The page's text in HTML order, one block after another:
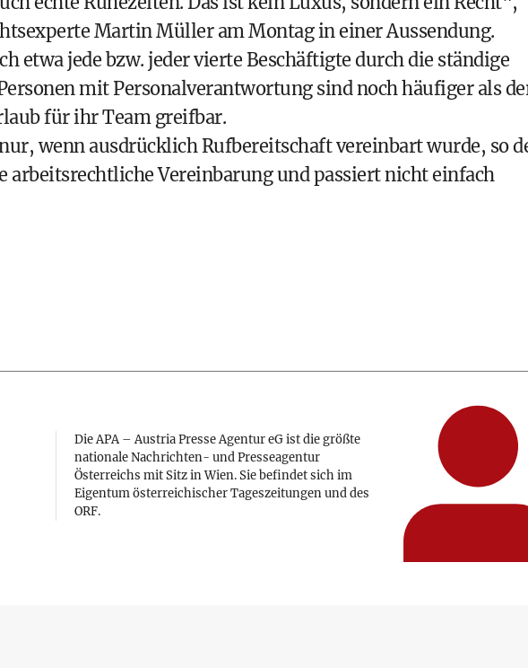
Martin Müller am Montag in einer Aussendung.
etwa jede bzw. jeder vierte Beschäftigte durch die ständige
mit Personalverantwortung sind noch häufiger als
für ihr Team greifbar.
wenn ausdrücklich Rufbereitschaft vereinbart wurde, so
arbeitsrechtliche Vereinbarung und passiert nicht einfach
Die APA – Austria Presse Agentur eG ist die größte
nationale Nachrichten- und Presseagentur
Österreichs mit Sitz in Wien. Sie befindet sich im
Eigentum österreichischer Tageszeitungen und des
ORF.